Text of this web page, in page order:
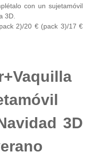
con un sujetamóvil
3D.
2)/20 € (pack 3)/17 €
3D